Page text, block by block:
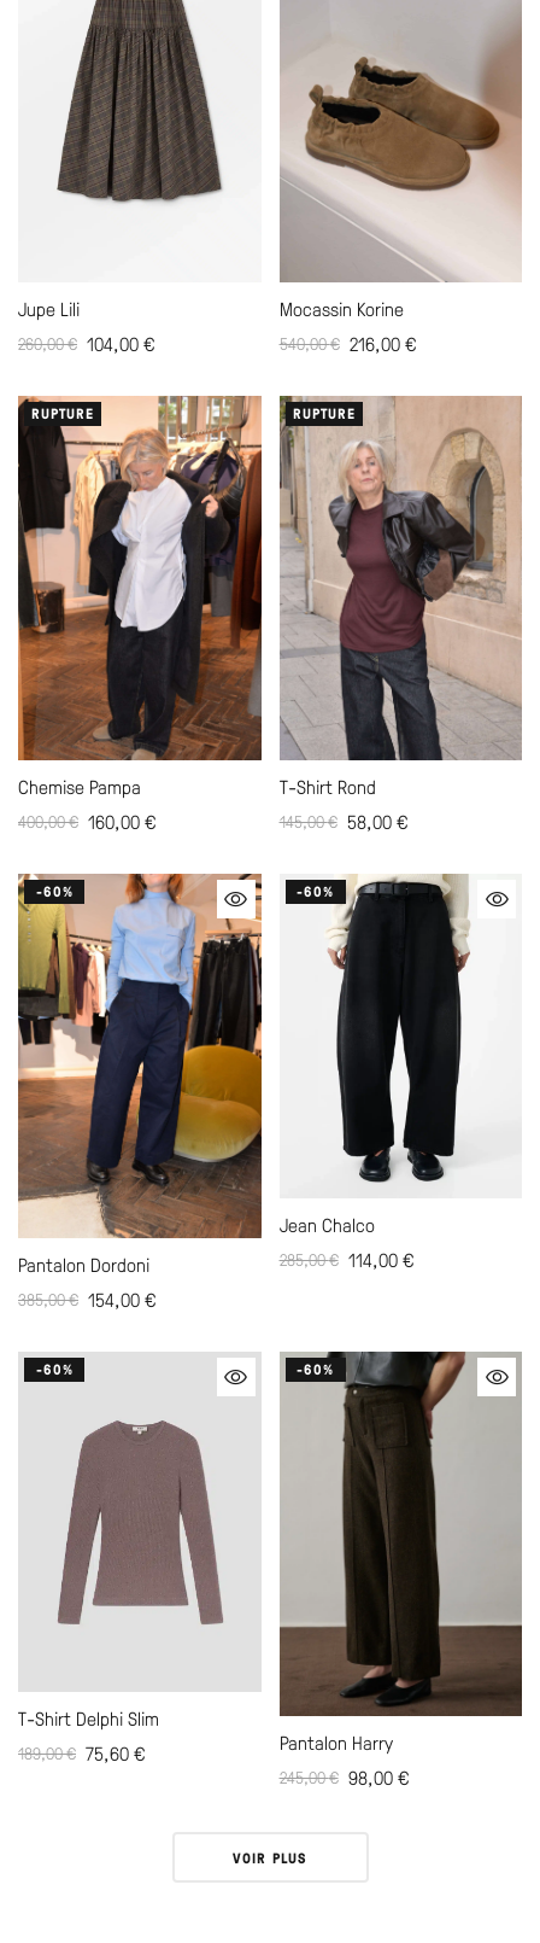
Jupe Lili
260,00€ 104,00€
Mocassin Korine
540,00€ 216,00€
RUPTURE
Chemise Pampa
400,00€ 160,00€
RUPTURE
T-Shirt Rond
145,00€ 58,00€
-60%
Pantalon Dordoni
385,00€ 154,00€
-60%
Jean Chalco
285,00€ 114,00€
-60%
T-Shirt Delphi Slim
189,00€ 75,60€
-60%
Pantalon Harry
245,00€ 98,00€
VOIR PLUS